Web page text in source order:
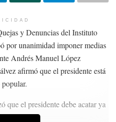
y Denuncias del Instituto
por unanimidad imponer medias
Andrés Manuel López
afirmó que el presidente está
que el presidente debe acatar ya
el INE